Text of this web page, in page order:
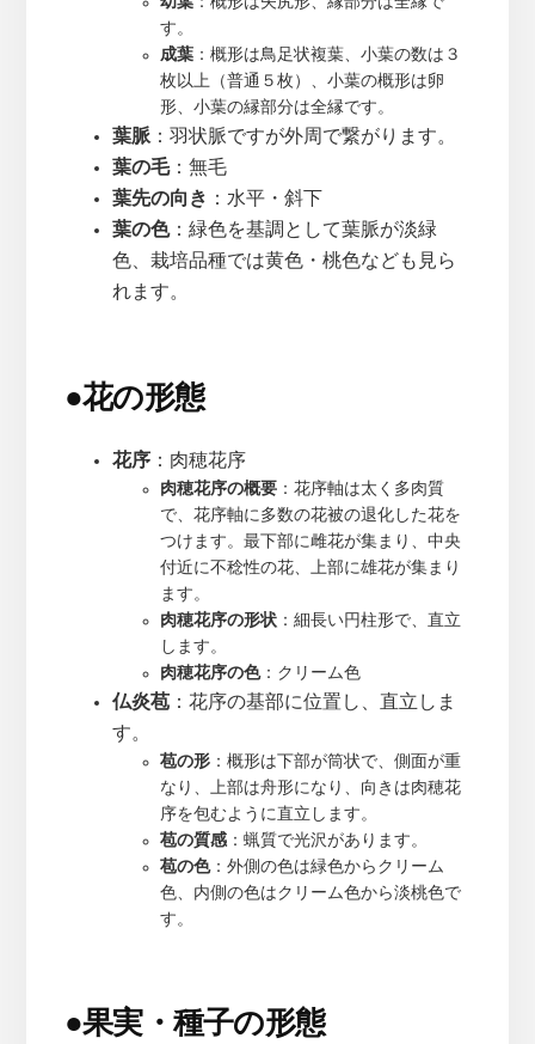
す。
成葉：概形は鳥足状複葉、小葉の数は３
枚以上（普通５枚）、小葉の概形は卵
形、小葉の縁部分は全縁です。
葉脈：羽状脈ですが外周で繋がります。
葉の毛：無毛
葉先の向き ：水平・斜下
葉の色：緑色を基調として葉脈が淡緑
色、栽培品種では黄色・桃色なども見ら
れます。
●花の形態
花序：肉穂花序
肉穂花序の概要：花序軸は太く多肉質
で、花序軸に多数の花被の退化した花を
つけます。最下部に雌花が集まり、中央
付近に不稔性の花、上部に雄花が集まり
ます。
肉穂花序の形状：細長い円柱形で、直立
します。
肉穂花序の色：クリーム色
仏炎苞：花序の基部に位置し、直立しま
す。
苞の形：概形は下部が筒状で、側面が重
なり、上部は舟形になり、向きは肉穂花
序を包むように直立します。
苞の質感：蝋質で光沢があります。
苞の色：外側の色は緑色からクリーム
色、内側の色はクリーム色から淡桃色で
す。
●果実・種子の形態